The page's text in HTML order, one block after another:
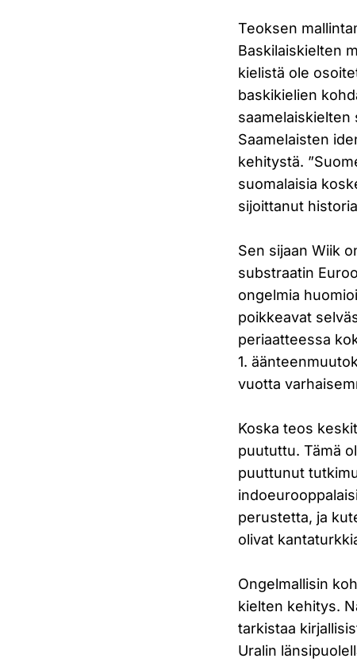
Teoksen
Baskilaiskielten
kielistä ole
baskikielien
saamelaiskielten
Saamelaisten
kehitystä.
suomalaisia
sijoittanut
Sen sijaan Wiik
substraatin
ongelmia
poikkeavat
periaatteessa
1.
vuotta
Koska teos
puututtu. Tämä
puuttunut
perustetta, ja
olivat
Ongelmallisin
kielten kehitys.
tarkistaa
Uralin